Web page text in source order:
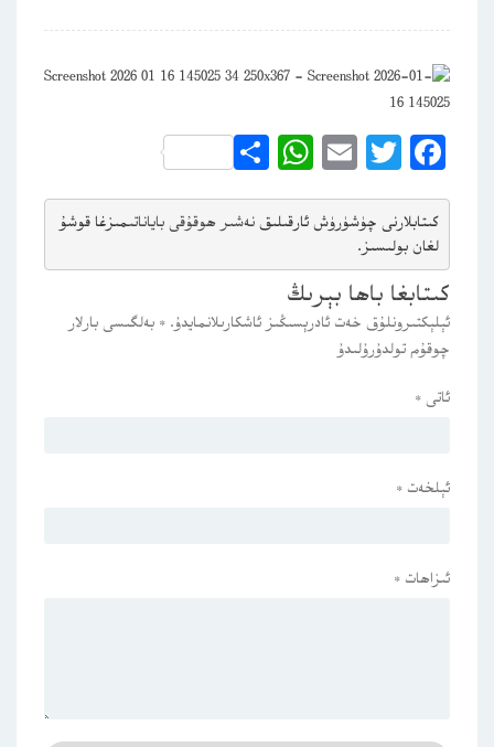
Facebook
Twitter
Email
WhatsApp
Share
كىتابلارنى چۈشۈرۈش ئارقىلىق نەشىر ھوقۇقى باياناتىمىزغا قوشۇ
لغان بولىسىز.
كىتابغا باھا بېرىڭ
ئېلېكتىرونلۇق خەت ئادرېسىڭىز ئاشكارىلانمايدۇ. * بەلگىسى بارلار
چوقۇم تولدۇرۇلىدۇ
ئاتى *
ئېلخەت *
ئىزاھات *